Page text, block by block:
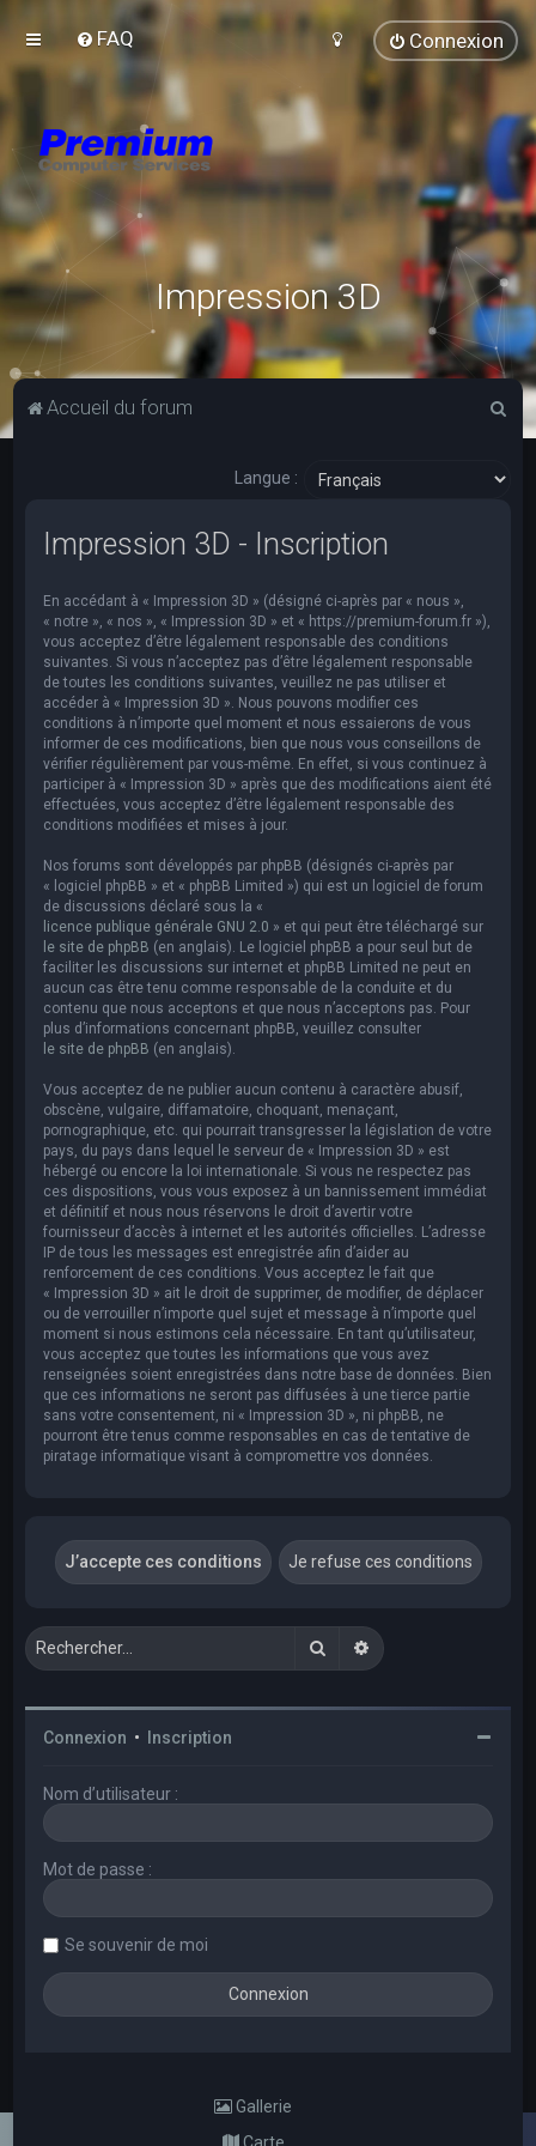
FAQ Connexion
Impression 3D
Accueil du forum
Langue :
Impression 3D - Inscription
En accédant à « Impression 3D » (désigné ci-après par « nous »,
« notre », « nos », « Impression 3D » et « https://premium-forum.fr »),
vous acceptez d’être légalement responsable des conditions
suivantes. Si vous n’acceptez pas d’être légalement responsable
de toutes les conditions suivantes, veuillez ne pas utiliser et
accéder à « Impression 3D ». Nous pouvons modifier ces
conditions à n’importe quel moment et nous essaierons de vous
informer de ces modifications, bien que nous vous conseillons de
vérifier régulièrement par vous-même. En effet, si vous continuez à
participer à « Impression 3D » après que des modifications aient été
effectuées, vous acceptez d’être légalement responsable des
conditions modifiées et mises à jour.
Nos forums sont développés par phpBB (désignés ci-après par
« logiciel phpBB » et « phpBB Limited ») qui est un logiciel de forum
de discussions déclaré sous la «
licence publique générale GNU 2.0 » et qui peut être téléchargé sur
le site de phpBB (en anglais). Le logiciel phpBB a pour seul but de
faciliter les discussions sur internet et phpBB Limited ne peut en
aucun cas être tenu comme responsable de la conduite et du
contenu que nous acceptons et que nous n’acceptons pas. Pour
plus d’informations concernant phpBB, veuillez consulter
le site de phpBB (en anglais).
Vous acceptez de ne publier aucun contenu à caractère abusif,
obscène, vulgaire, diffamatoire, choquant, menaçant,
pornographique, etc. qui pourrait transgresser la législation de votre
pays, du pays dans lequel le serveur de « Impression 3D » est
hébergé ou encore la loi internationale. Si vous ne respectez pas
ces dispositions, vous vous exposez à un bannissement immédiat
et définitif et nous nous réservons le droit d’avertir votre
fournisseur d’accès à internet et les autorités officielles. L’adresse
IP de tous les messages est enregistrée afin d’aider au
renforcement de ces conditions. Vous acceptez le fait que
« Impression 3D » ait le droit de supprimer, de modifier, de déplacer
ou de verrouiller n’importe quel sujet et message à n’importe quel
moment si nous estimons cela nécessaire. En tant qu’utilisateur,
vous acceptez que toutes les informations que vous avez
renseignées soient enregistrées dans notre base de données. Bien
que ces informations ne seront pas diffusées à une tierce partie
sans votre consentement, ni « Impression 3D », ni phpBB, ne
pourront être tenus comme responsables en cas de tentative de
piratage informatique visant à compromettre vos données.
RechercherRecherche avancée
Connexion • Inscription
Nom d’utilisateur :
Mot de passe :
Se souvenir de moi
Gallerie
Carte